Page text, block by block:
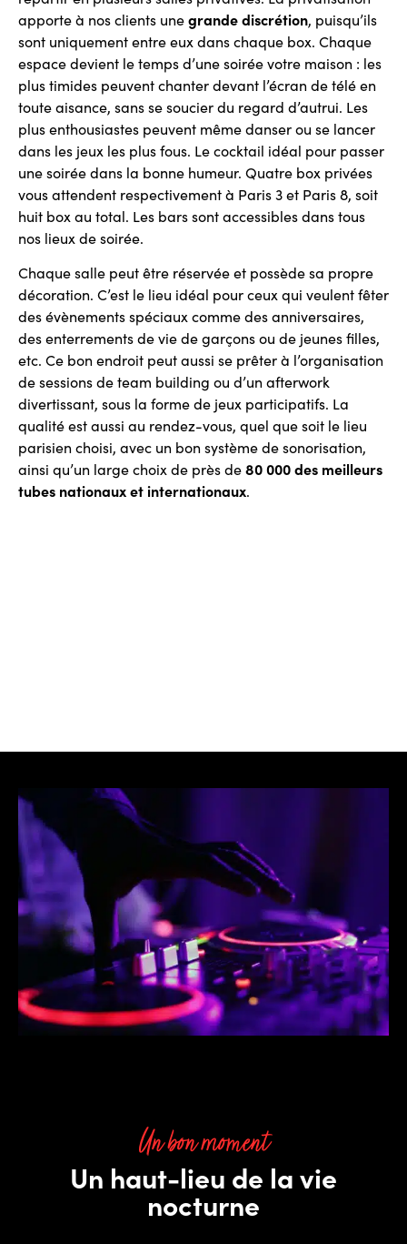
apporte à nos clients unegrande discrétion, puisqu’ils
sont uniquement entre eux dans chaque box. Chaque
espace devient le temps d’une soirée votre maison : les
plus timides peuvent chanter devant l’écran de télé en
toute aisance, sans se soucier du regard d’autrui. Les
plus enthousiastes peuvent même danser ou se lancer
dans les jeux les plus fous. Le cocktail idéal pour passer
une soirée dans la bonne humeur. Quatre box privées
vous attendent respectivement à Paris 3 et Paris 8, soit
huit box au total. Les bars sont accessibles dans tous
nos lieux de soirée.
Chaque salle peut être réservée et possède sa propre
décoration. C’est le lieu idéal pour ceux qui veulent fêter
des évènements spéciaux comme des anniversaires,
des enterrements de vie de garçons ou de jeunes filles,
etc. Ce bon endroit peut aussi se prêter à l’organisation
de sessions de team building ou d’un afterwork
divertissant, sous la forme de jeux participatifs. La
qualité est aussi au rendez-vous, quel que soit le lieu
parisien choisi, avec un bon système de sonorisation,
ainsi qu’un large choix de près de80 000 des meilleurs
tubes nationaux et internationaux.
Un bon moment
Un haut-lieu de la vie
nocturne